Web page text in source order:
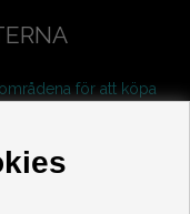
för att köpa
nyproduktion i Torre